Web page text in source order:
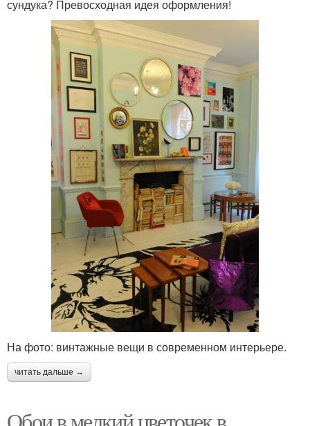
сундука? Превосходная идея оформления!
На фото: винтажные вещи в современном интерьере.
читать дальше →